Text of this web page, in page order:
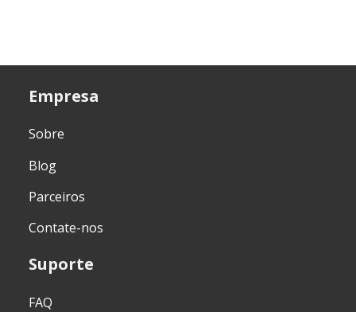
Empresa
Sobre
Blog
Parceiros
Contate-nos
Suporte
FAQ